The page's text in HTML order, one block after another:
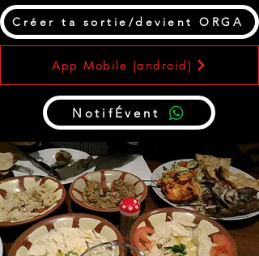
Créer ta sortie/devient ORGA
NotifÉvent
App Mobile (android)